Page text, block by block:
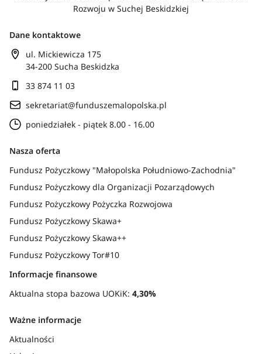
Rozwoju w Suchej Beskidzkiej
Dane kontaktowe
ul. Mickiewicza 175
34-200 Sucha Beskidzka
33 874 11 03
sekretariat@funduszemalopolska.pl
poniedziałek - piątek 8.00 - 16.00
Nasza oferta
Fundusz Pożyczkowy "Małopolska Południowo-Zachodnia"
Fundusz Pożyczkowy dla Organizacji Pozarządowych
Fundusz Pożyczkowy Pożyczka Rozwojowa
Fundusz Pożyczkowy Skawa+
Fundusz Pożyczkowy Skawa++
Fundusz Pożyczkowy Tor#10
Informacje finansowe
Aktualna stopa bazowa UOKiK: 4,30%
Ważne informacje
Aktualności